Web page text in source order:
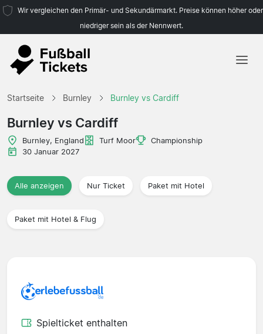
Wir vergleichen den Primär- und Sekundärmarkt. Preise können höher oder
niedriger sein als der Nennwert.
Startseite Burnley Burnley vs Cardiff
Burnley vs Cardiff
Burnley, England Turf Moor
Championship
30 Januar 2027
Alle anzeigen Nur Ticket Paket mit Hotel
Paket mit Hotel & Flug
Spielticket enthalten